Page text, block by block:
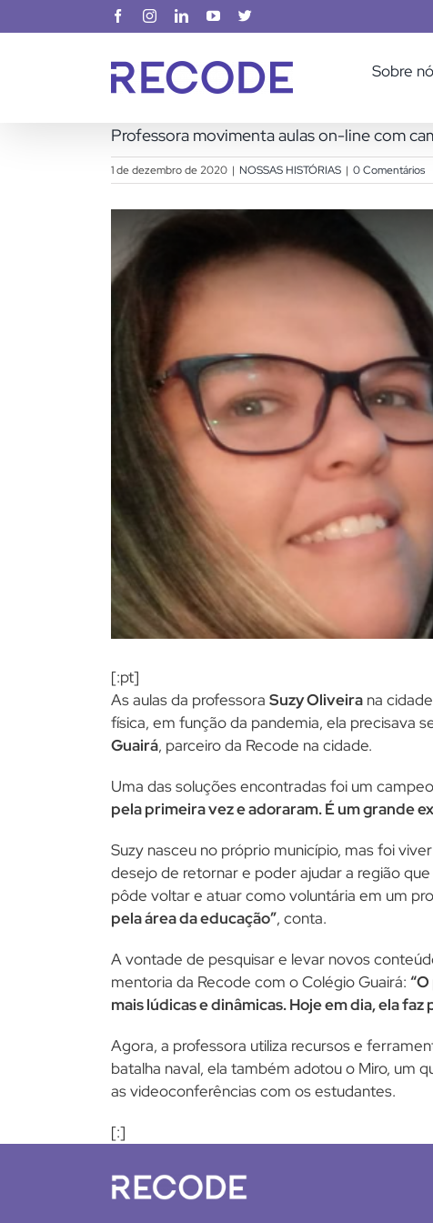
para
FacebookInstagramLinkedInYouTube
Sobre
Professora movimenta aulas on-line com
1 de dezembro de 2020 | NOSSAS HISTÓRIAS | 0 Comentários
Larger
Image
[:pt]
As aulas da professora Suzy Oliveira na
física, em função da pandemia, ela precisava
Guairá, parceiro da Recode na cidade.
Uma das soluções encontradas foi um
pela primeira vez e adoraram. É um grande
Suzy nasceu no próprio município, mas foi
desejo de retornar e poder ajudar a região
pôde voltar e atuar como voluntária em um
pela área da educação”, conta.
A vontade de pesquisar e levar novos
mentoria da Recode com o Colégio Guairá:
mais lúdicas e dinâmicas. Hoje em dia, ela
Agora, a professora utiliza recursos e
batalha naval, ela também adotou o Miro, um
as videoconferências com os estudantes.
[:]